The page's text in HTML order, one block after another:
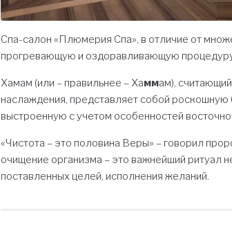
Спа-салон «Плюмерия Спа», в отличие от
прогревающую и оздоравливающую
Хамам (или – правильнее – Хаммам),
наслаждения, представляет собой роскошную
выстроенную с учетом особенностей
«Чистота – это половина Веры» – говорил
очищение организма – это важнейший ритуал
поставленных целей, исполнения желаний.